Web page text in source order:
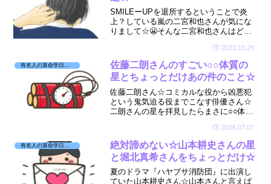
SMILEーUPを退所するということで炎
上？している嵐の二宮和也さんが気にな
りまして☆😬そんな二宮和也さんはどう
2023.10.29
有名人の算命学日記☆
佐藤二朗さんのすごい○○体質の
星とちょっとだけあの件のこと☆
佐藤二朗さん☆コミカルな役から凶悪犯
という鬼気迫る役までこなす俳優さん☆
二朗さんの星を拝見したらまさに○○体質
2026.07.07
絶対諦めない☆山本耕史さんの星
と堀北真希さんをちょっとだけ☆
夏のドラマ『ハヤブサ消防団』に出演し
ていた山本耕史さん☆山本さんと言えば